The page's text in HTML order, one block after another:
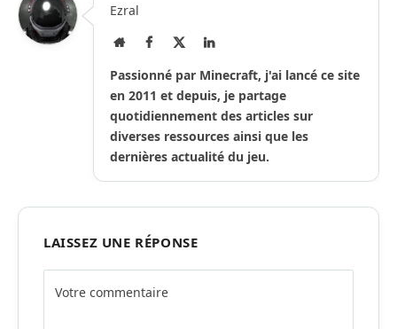
Ezral
Site
Facebook
X
LinkedIn
Passionné par Minecraft, j'ai lancé ce site
en 2011 et depuis, je partage
quotidiennement des articles sur
diverses ressources ainsi que les
dernières actualité du jeu.
LAISSEZ UNE RÉPONSE